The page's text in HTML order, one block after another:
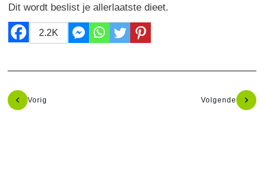
Dit wordt beslist je allerlaatste dieet.
2.2K
Vorig Volgende